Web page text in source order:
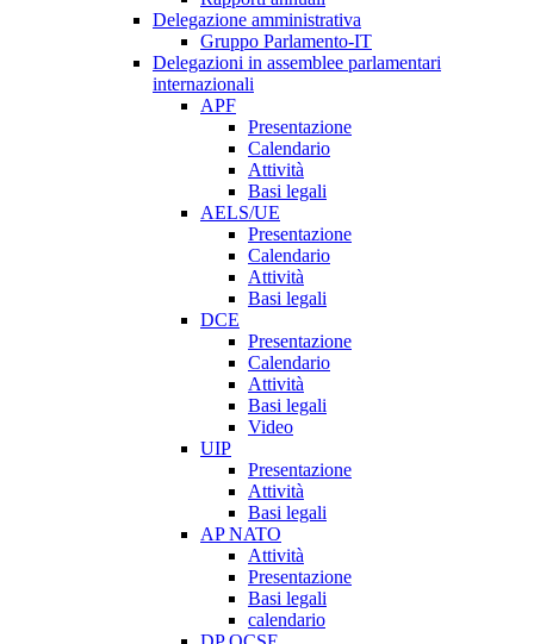
Delegazione amministrativa
Gruppo Parlamento-IT
Delegazioni in assemblee parlamentari
internazionali
APF
Presentazione
Calendario
Attività
Basi legali
AELS/UE
Presentazione
Calendario
Attività
Basi legali
DCE
Presentazione
Calendario
Attività
Basi legali
Video
UIP
Presentazione
Attività
Basi legali
AP NATO
Attività
Presentazione
Basi legali
calendario